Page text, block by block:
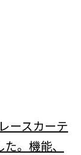
ースカーテ
。機能、